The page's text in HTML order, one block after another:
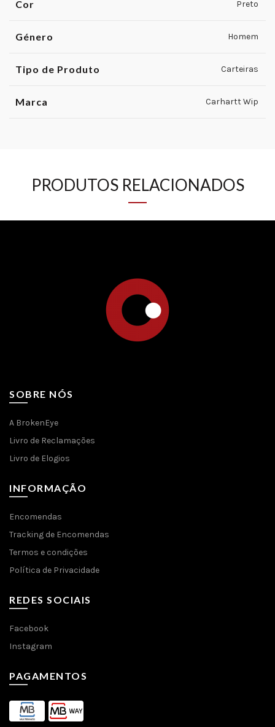
Cor Preto
Género Homem
Tipo de Produto Carteiras
Marca Carhartt Wip
PRODUTOS RELACIONADOS
SOBRE NÓS
A BrokenEye
Livro de Reclamações
Livro de Elogios
INFORMAÇÃO
Encomendas
Tracking de Encomendas
Termos e condições
Política de Privacidade
REDES SOCIAIS
Facebook
Instagram
PAGAMENTOS